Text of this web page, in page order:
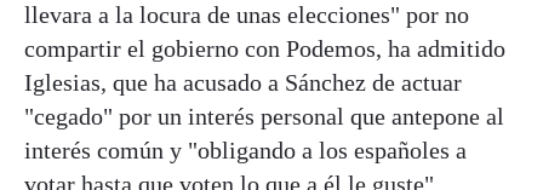
llevara a la locura de unas elecciones" por no
compartir el gobierno con Podemos, ha admitido
Iglesias, que ha acusado a Sánchez de actuar
"cegado" por un interés personal que antepone al
interés común y "obligando a los españoles a
votar hasta que voten lo que a él le guste".